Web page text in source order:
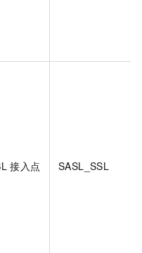
接入点 SASL_SSL